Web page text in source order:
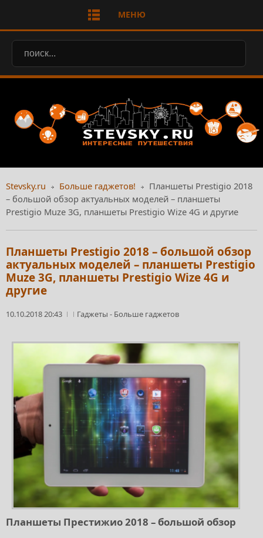
МЕНЮ
Stevsky.ru Больше гаджетов!
Планшеты Prestigio 2018
– большой обзор актуальных моделей – планшеты
Prestigio Muze 3G, планшеты Prestigio Wize 4G и другие
Планшеты Prestigio 2018 – большой обзор
актуальных моделей – планшеты Prestigio
Muze 3G, планшеты Prestigio Wize 4G и
другие
10.10.2018 20:43 Гаджеты - Больше гаджетов
Планшеты Престижио 2018 – большой обзор